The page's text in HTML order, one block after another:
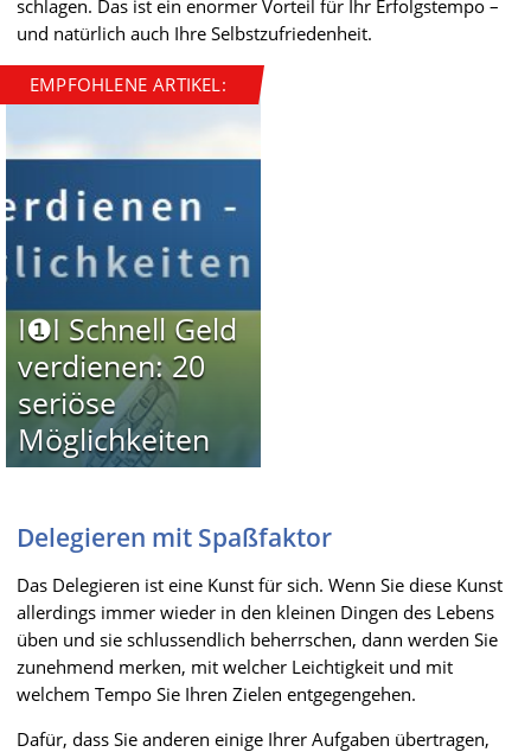
schlagen. Das ist ein enormer Vorteil für Ihr Erfolgstempo –
und natürlich auch Ihre Selbstzufriedenheit.
EMPFOHLENE ARTIKEL:
I❶I Schnell Geld
verdienen: 20
seriöse
Möglichkeiten
Delegieren mit Spaßfaktor
Das Delegieren ist eine Kunst für sich. Wenn Sie diese Kunst
allerdings immer wieder in den kleinen Dingen des Lebens
üben und sie schlussendlich beherrschen, dann werden Sie
zunehmend merken, mit welcher Leichtigkeit und mit
welchem Tempo Sie Ihren Zielen entgegengehen.
Dafür, dass Sie anderen einige Ihrer Aufgaben übertragen,